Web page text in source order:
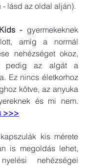
- lásd az oldal alján).
- gyermekeknek
amíg a normál
nehézséget okoz,
pedig az algát a
Ez nincs életkorhoz
kötve, az anyuka
és mi nem.
>>>
kis mérete
is megoldás lehet,
nehézségei